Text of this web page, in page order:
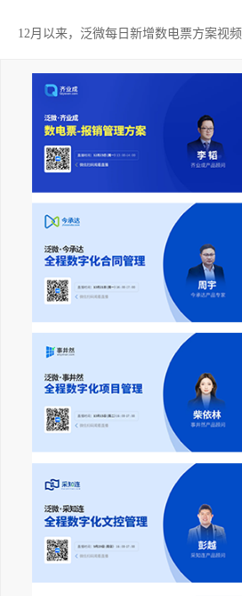
12月以来，泛微每日新增数电票方案视